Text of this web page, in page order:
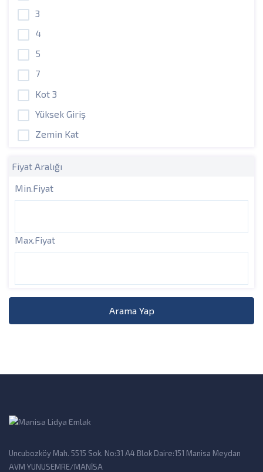
3
4
5
7
Kot 3
Yüksek Giriş
Zemin Kat
Fiyat Aralığı
Min.Fiyat
Max.Fiyat
Arama Yap
Uncubozköy Mah. 5515 Sok. No:31 A4 Blok Daire:151 Manisa Meydan
AVM YUNUSEMRE/MANİSA